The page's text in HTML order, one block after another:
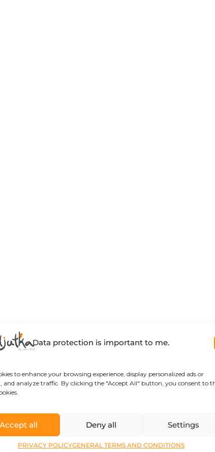
Data protection is important to me.
to enhance your browsing experience, display personalized ads or
and analyze traffic. By clicking the "Accept All" button, you consent to
Accept all Deny all Settings
PRIVACY POLICYGENERAL TERMS AND CONDITIONS